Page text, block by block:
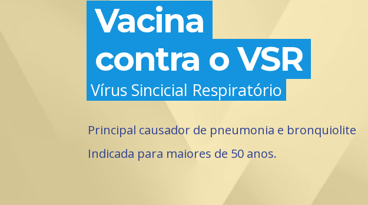
Vacina
contra o VSR
Vírus Sincicial Respiratório
Principal causador de pneumonia e bronquiolite
Indicada para maiores de 50 anos.